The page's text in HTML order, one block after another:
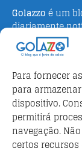
Para fornecer
para
dispositivo.
permitirá
navegação.
certos recursos
Golazzo é um
diariamente
campeonato
Adriano Bertin,
o esporte na
Parceiros
Futebol ao vivo